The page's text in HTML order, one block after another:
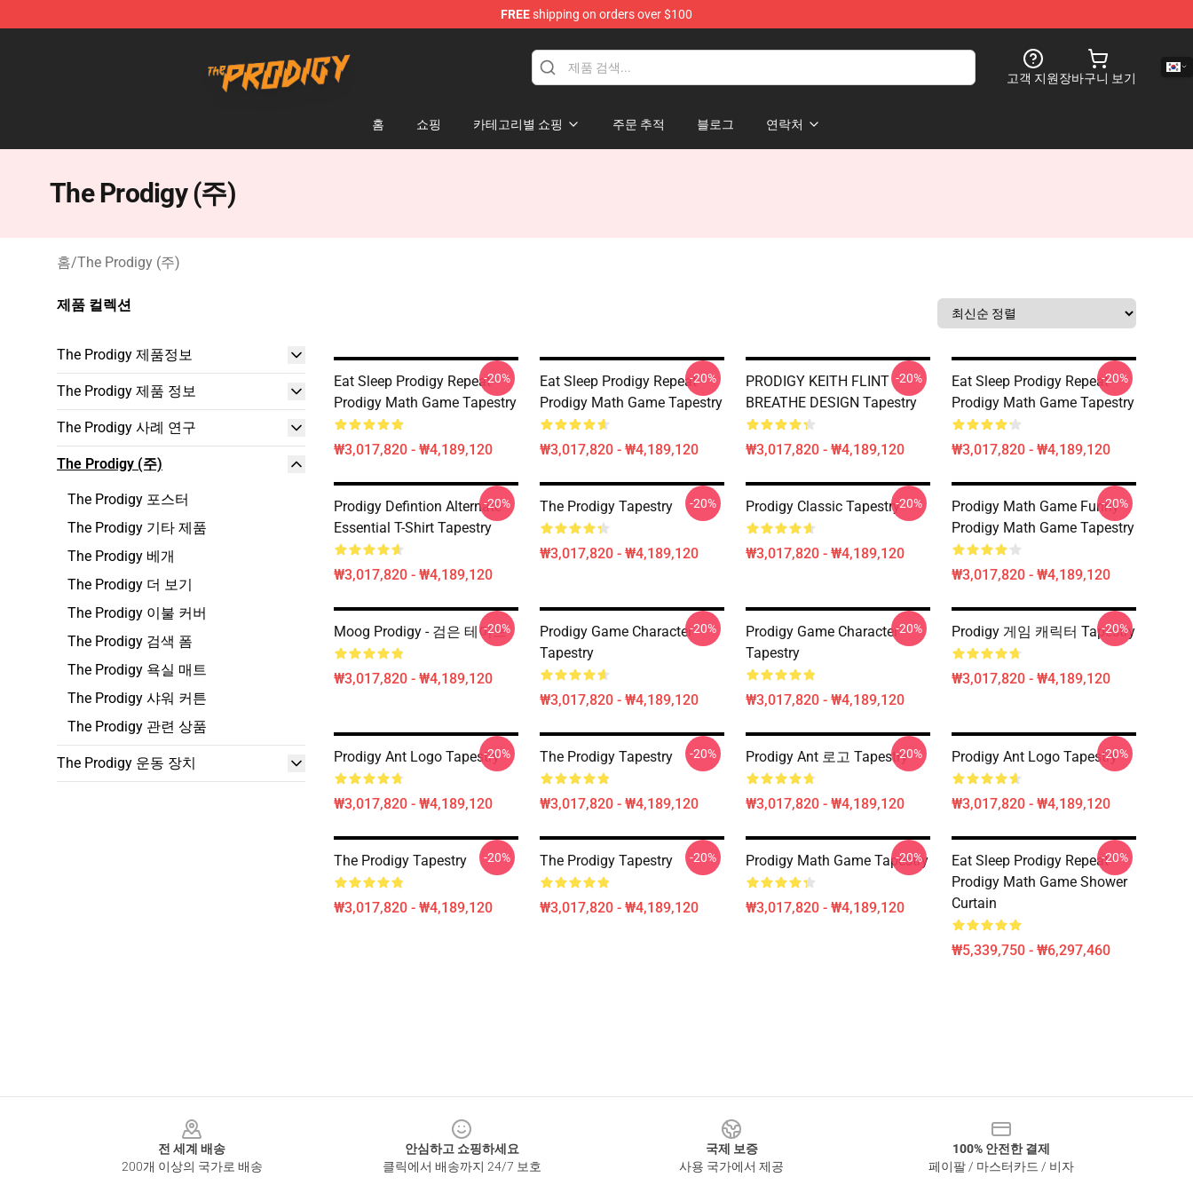
FREEshipping on orders over $100
고객 지원장바구니 보기
홈 쇼핑 카테고리별 쇼핑 주문 추적 블로그 연락처
The Prodigy (주)
홈/The Prodigy (주)
제품 컬렉션
The Prodigy 제품정보
The Prodigy 제품 정보
The Prodigy 사례 연구
The Prodigy (주)
The Prodigy 포스터
The Prodigy 기타 제품
The Prodigy 베개
The Prodigy 더 보기
The Prodigy 이불 커버
The Prodigy 검색 폼
The Prodigy 욕실 매트
The Prodigy 샤워 커튼
The Prodigy 관련 상품
The Prodigy 운동 장치
Eat Sleep Prodigy Repeat
Prodigy Math Game Tapestry
₩3,017,820 - ₩4,189,120
-20%
Eat Sleep Prodigy Repeat
Prodigy Math Game Tapestry
₩3,017,820 - ₩4,189,120
-20%
PRODIGY KEITH FLINT
BREATHE DESIGN Tapestry
₩3,017,820 - ₩4,189,120
-20%
Eat Sleep Prodigy Repeat
Prodigy Math Game Tapestry
₩3,017,820 - ₩4,189,120
-20%
Prodigy Defintion Alternate
Essential T-Shirt Tapestry
₩3,017,820 - ₩4,189,120
-20% The Prodigy Tapestry
₩3,017,820 - ₩4,189,120
-20% Prodigy Classic Tapestry
₩3,017,820 - ₩4,189,120
-20%
Prodigy Math Game Funny
Prodigy Math Game Tapestry
₩3,017,820 - ₩4,189,120
-20%
Moog Prodigy - 검은 테이프
₩3,017,820 - ₩4,189,120
-20%
Prodigy Game Character
Tapestry
₩3,017,820 - ₩4,189,120
-20%
Prodigy Game Character
Tapestry
₩3,017,820 - ₩4,189,120
-20% Prodigy 게임 캐릭터 Tapestry
₩3,017,820 - ₩4,189,120
-20%
Prodigy Ant Logo Tapestry
₩3,017,820 - ₩4,189,120
-20% The Prodigy Tapestry
₩3,017,820 - ₩4,189,120
-20% Prodigy Ant 로고 Tapestry
₩3,017,820 - ₩4,189,120
-20% Prodigy Ant Logo Tapestry
₩3,017,820 - ₩4,189,120
-20%
The Prodigy Tapestry
₩3,017,820 - ₩4,189,120
-20% The Prodigy Tapestry
₩3,017,820 - ₩4,189,120
-20% Prodigy Math Game Tapestry
₩3,017,820 - ₩4,189,120
-20%
Eat Sleep Prodigy Repeat
Prodigy Math Game Shower
Curtain
₩5,339,750 - ₩6,297,460
-20%
전 세계 배송
200개 이상의 국가로 배송
안심하고 쇼핑하세요
클릭에서 배송까지 24/7 보호
국제 보증
사용 국가에서 제공
100% 안전한 결제
페이팔 / 마스터카드 / 비자